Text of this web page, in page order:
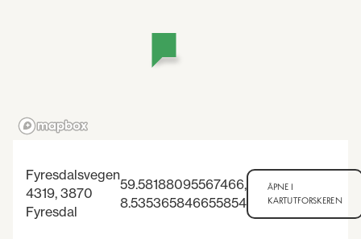
Fyresdalsvegen
4319, 3870
Fyresdal
59.58188095567466,
8.535365846655854
ÅPNE I
KARTUTFORSKEREN